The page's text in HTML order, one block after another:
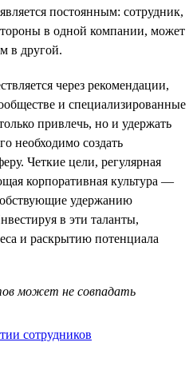
постоянным: сотрудник,
в одной компании, может
в другой.
через рекомендации,
и специализированные
привлечь, но и удержать
необходимо создать
Четкие цели, регулярная
корпоративная культура —
удержанию
в эти таланты,
и раскрытию потенциала
может не совпадать
сотрудников